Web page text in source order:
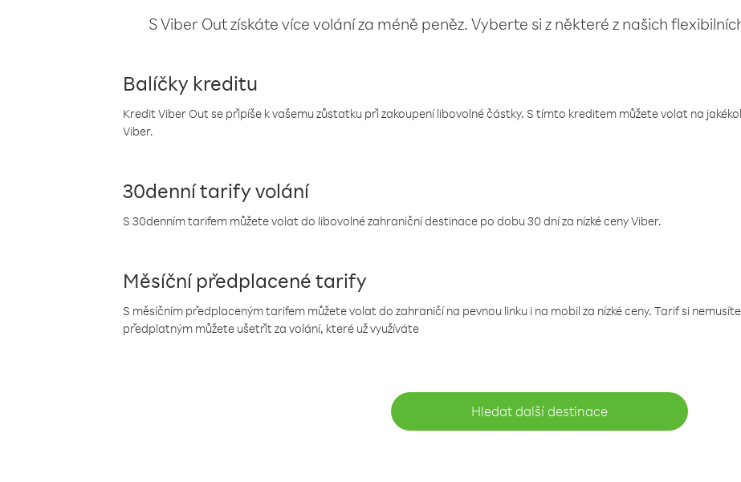
S Viber Out získáte více volání za méně peněz. Vyberte si z některé z našich
Balíčky kreditu
Kredit Viber Out se připíše k vašemu zůstatku při zakoupení libovolné částky. S tímto kreditem můžete volat na
Viber.
30denní tarify volání
S 30denním tarifem můžete volat do libovolné zahraniční destinace po dobu 30 dní za nízké ceny Viber.
Měsíční předplacené tarify
S měsíčním předplaceným tarifem můžete volat do zahraničí na pevnou linku i na mobil za nízké ceny. Tarif si
předplatným můžete ušetřit za volání, které už využíváte
Hledat další destinace